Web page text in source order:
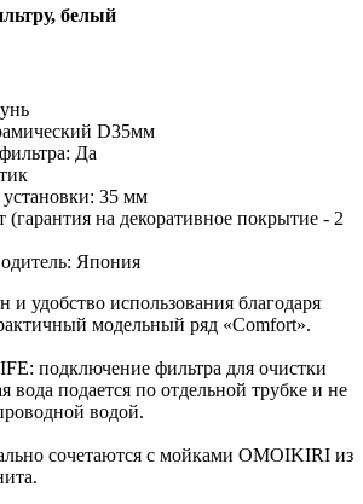
белый
D35мм
Да
35 мм
(гарантия на декоративное покрытие - 2
Япония
удобство использования благодаря
модельный ряд «Comfort».
подключение фильтра для очистки
вода подается по отдельной трубке и не
водой.
сочетаются с мойками OMOIKIRI из